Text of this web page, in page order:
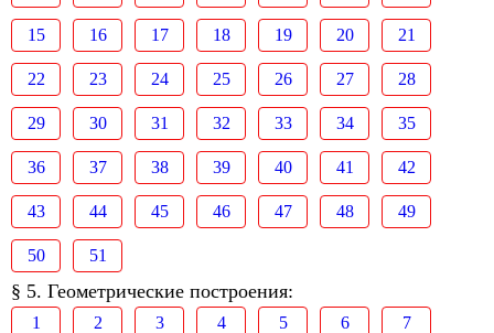
15 16 17 18 19 20 21
22 23 24 25 26 27 28
29 30 31 32 33 34 35
36 37 38 39 40 41 42
43 44 45 46 47 48 49
50 51
§ 5. Геометрические построения:
1 2 3 4 5 6 7